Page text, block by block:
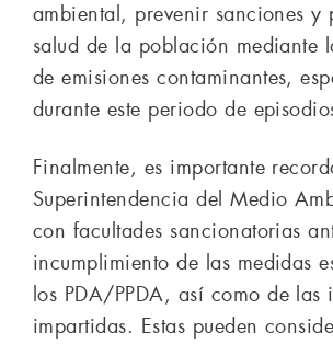
ambiental, prevenir sanciones y
salud de la población mediante
de emisiones contaminantes,
durante este periodo de
Finalmente, es importante
Superintendencia del Medio
con facultades sancionatorias
incumplimiento de las medidas
los PDA/PPDA, así como de las
impartidas. Estas pueden